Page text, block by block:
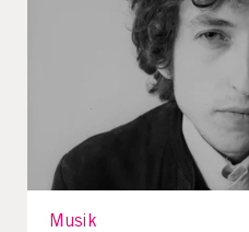
Musik